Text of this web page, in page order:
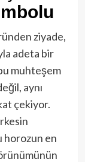
ziyade,
adeta bir
muhteşem
aynı
çekiyor.
horozun en